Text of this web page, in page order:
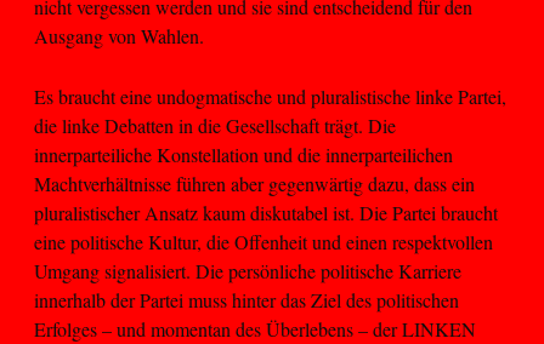
nicht vergessen werden und sie sind entscheidend für den
Ausgang von Wahlen.
Es braucht eine undogmatische und pluralistische linke Partei,
die linke Debatten in die Gesellschaft trägt. Die
innerparteiliche Konstellation und die innerparteilichen
Machtverhältnisse führen aber gegenwärtig dazu, dass ein
pluralistischer Ansatz kaum diskutabel ist. Die Partei braucht
eine politische Kultur, die Offenheit und einen respektvollen
Umgang signalisiert. Die persönliche politische Karriere
innerhalb der Partei muss hinter das Ziel des politischen
Erfolges – und momentan des Überlebens – der LINKEN